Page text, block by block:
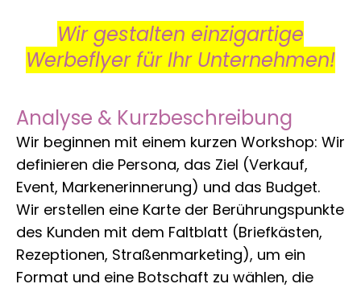
Wir gestalten einzigartige
Werbeflyer für Ihr Unternehmen!
Analyse & Kurzbeschreibung
Wir beginnen mit einem kurzen Workshop: Wir
definieren die Persona, das Ziel (Verkauf,
Event, Markenerinnerung) und das Budget.
Wir erstellen eine Karte der Berührungspunkte
des Kunden mit dem Faltblatt (Briefkästen,
Rezeptionen, Straßenmarketing), um ein
Format und eine Botschaft zu wählen, die